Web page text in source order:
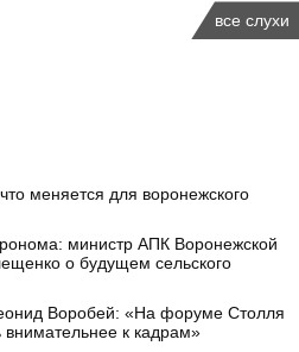
все слухи
меняется для воронежского
министр АПК Воронежской
о будущем сельского
Воробей: «На форуме Столля
внимательнее к кадрам»